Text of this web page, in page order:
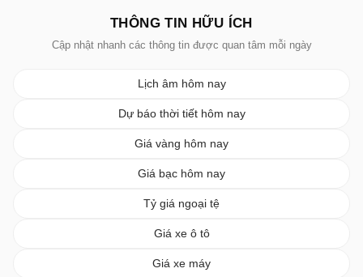
THÔNG TIN HỮU ÍCH
Cập nhật nhanh các thông tin được quan tâm mỗi ngày
Lịch âm hôm nay
Dự báo thời tiết hôm nay
Giá vàng hôm nay
Giá bạc hôm nay
Tỷ giá ngoại tệ
Giá xe ô tô
Giá xe máy